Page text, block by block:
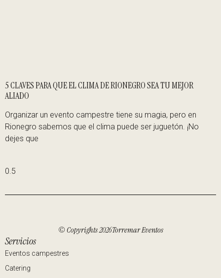
5 CLAVES PARA QUE EL CLIMA DE RIONEGRO SEA TU MEJOR
ALIADO
Organizar un evento campestre tiene su magia, pero en
Rionegro sabemos que el clima puede ser juguetón. ¡No
dejes que
© Copyrights 2026Torremar Eventos
Servicios
Eventos campestres
Catering